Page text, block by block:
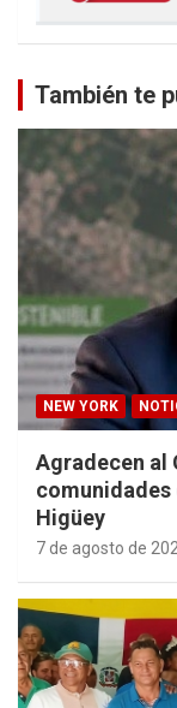
También te
NEW YORK
Agradecen al
comunidades
Higüey
7 de agosto de